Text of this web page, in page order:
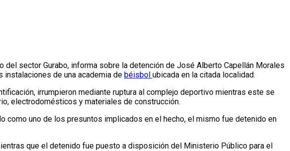
del sector Gurabo, informa sobre la detención de José Alberto Capellán Morales
instalaciones de una academia de béisbol ubicada en la citada localidad.
irrumpieron mediante ruptura al complejo deportivo mientras este se
electrodomésticos y materiales de construcción.
uno de los presuntos implicados en el hecho, el mismo fue detenido en
que el detenido fue puesto a disposición del Ministerio Público para el